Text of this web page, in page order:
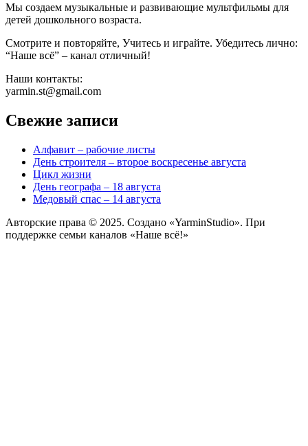
Мы создаем музыкальные и развивающие мультфильмы для
детей дошкольного возраста.
Смотрите и повторяйте, Учитесь и играйте. Убедитесь лично:
“Наше всё” – канал отличный!
Наши контакты:
yarmin.st@gmail.com
Свежие записи
Алфавит – рабочие листы
День строителя – второе воскресенье августа
Цикл жизни
День географа – 18 августа
Медовый спас – 14 августа
Авторские права © 2025. Создано «YarminStudio». При
поддержке семьи каналов «Наше всё!»